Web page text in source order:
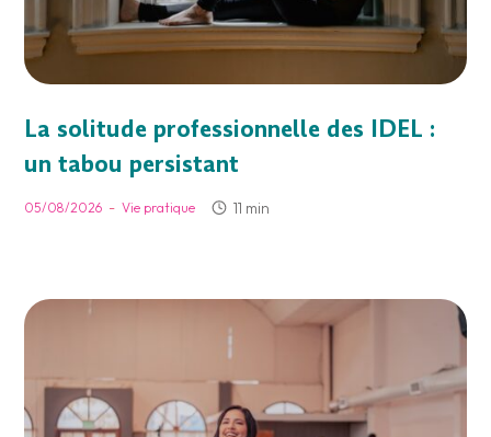
La solitude professionnelle des IDEL :
un tabou persistant
05/08/2026 - Vie pratique 11 min